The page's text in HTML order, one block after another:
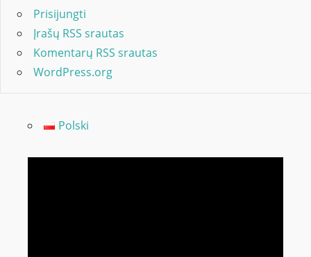
Prisijungti
Įrašų RSS srautas
Komentarų RSS srautas
WordPress.org
Polski